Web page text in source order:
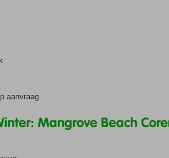
aanvraag
Mangrove Beach